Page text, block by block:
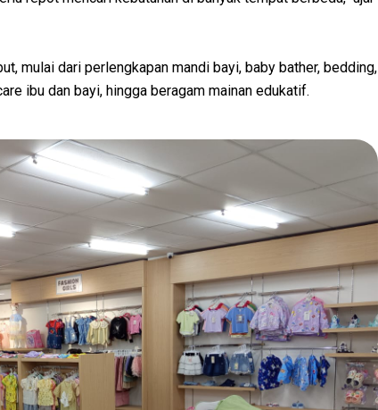
mulai dari perlengkapan mandi bayi, baby bather, bedding,
ibu dan bayi, hingga beragam mainan edukatif.